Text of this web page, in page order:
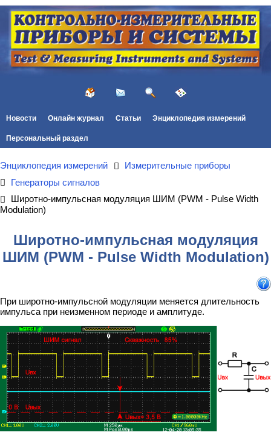
Новости Онлайн журнал Статьи Энциклопедия измерений
Персональный раздел
Энциклопедия измерений
Измерительные приборы
Генераторы сигналов
Широтно-импульсная модуляция ШИМ (PWM - Pulse Width
Modulation)
Широтно-импульсная модуляция
ШИМ (PWM - Pulse Width Modulation)
При широтно-импульсной модуляции меняется длительность
импульса при неизменном периоде и амплитуде.